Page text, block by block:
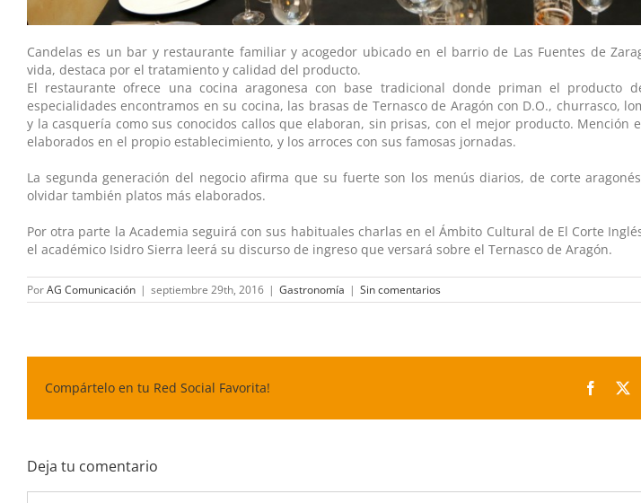
Candelas es un bar y restaurante familiar y acogedor ubicado en el barrio de Las Fuentes de
vida, destaca por el tratamiento y calidad del producto.
El restaurante ofrece una cocina aragonesa con base tradicional donde priman el producto
especialidades encontramos en su cocina, las brasas de Ternasco de Aragón con D.O., churrasco,
y la casquería como sus conocidos callos que elaboran, sin prisas, con el mejor producto. Mención
elaborados en el propio establecimiento, y los arroces con sus famosas jornadas.
La segunda generación del negocio afirma que su fuerte son los menús diarios, de corte
olvidar también platos más elaborados.
Por otra parte la Academia seguirá con sus habituales charlas en el Ámbito Cultural de El Corte
el académico Isidro Sierra leerá su discurso de ingreso que versará sobre el Ternasco de Aragón.
PorAG Comunicación | septiembre 29th, 2016 | Gastronomía | Sin comentarios
Compártelo en tu Red Social Favorita! X
Deja tu comentario